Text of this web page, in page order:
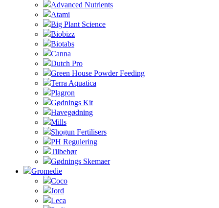
Advanced Nutrients
Atami
Big Plant Science
Biobizz
Biotabs
Canna
Dutch Pro
Green House Powder Feeding
Terra Aquatica
Plagron
Gødnings Kit
Havegødning
Mills
Shogun Fertilisers
PH Regulering
Tilbehør
Gødnings Skemaer
Gromedie
Coco
Jord
Leca